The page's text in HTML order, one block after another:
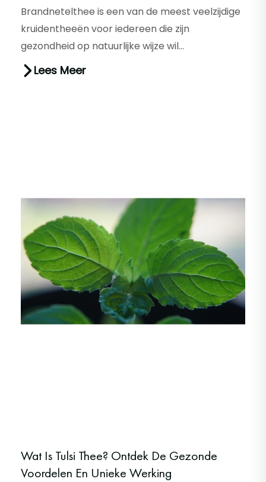
Brandnetelthee is een van de meest veelzijdige
kruidentheeën voor iedereen die zijn
gezondheid op natuurlijke wijze wil
ondersteunen. Bewust leven begint vaak b...
Lees Meer
Wat Is Tulsi Thee? Ontdek De Gezonde
Voordelen En Unieke Werking